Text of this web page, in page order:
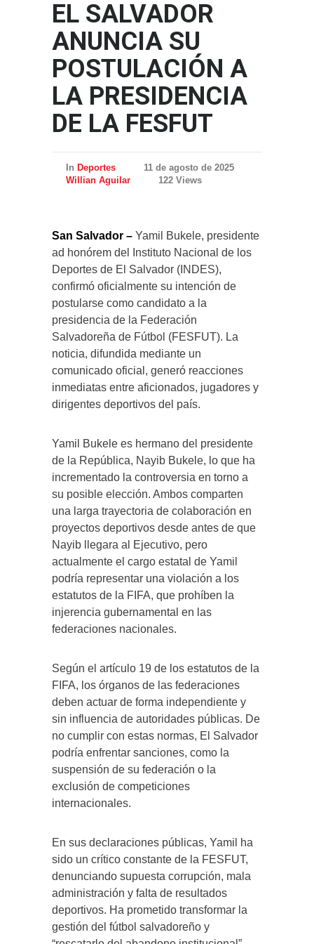
EL SALVADOR
ANUNCIA SU
POSTULACIÓN A
LA PRESIDENCIA
DE LA FESFUT
In Deportes
11 de agosto de 2025
Willian Aguilar
122 Views
San Salvador – Yamil Bukele, presidente
ad honórem del Instituto Nacional de los
Deportes de El Salvador (INDES),
confirmó oficialmente su intención de
postularse como candidato a la
presidencia de la Federación
Salvadoreña de Fútbol (FESFUT). La
noticia, difundida mediante un
comunicado oficial, generó reacciones
inmediatas entre aficionados, jugadores y
dirigentes deportivos del país.
Yamil Bukele es hermano del presidente
de la República, Nayib Bukele, lo que ha
incrementado la controversia en torno a
su posible elección. Ambos comparten
una larga trayectoria de colaboración en
proyectos deportivos desde antes de que
Nayib llegara al Ejecutivo, pero
actualmente el cargo estatal de Yamil
podría representar una violación a los
estatutos de la FIFA, que prohíben la
injerencia gubernamental en las
federaciones nacionales.
Según el artículo 19 de los estatutos de la
FIFA, los órganos de las federaciones
deben actuar de forma independiente y
sin influencia de autoridades públicas. De
no cumplir con estas normas, El Salvador
podría enfrentar sanciones, como la
suspensión de su federación o la
exclusión de competiciones
internacionales.
En sus declaraciones públicas, Yamil ha
sido un crítico constante de la FESFUT,
denunciando supuesta corrupción, mala
administración y falta de resultados
deportivos. Ha prometido transformar la
gestión del fútbol salvadoreño y